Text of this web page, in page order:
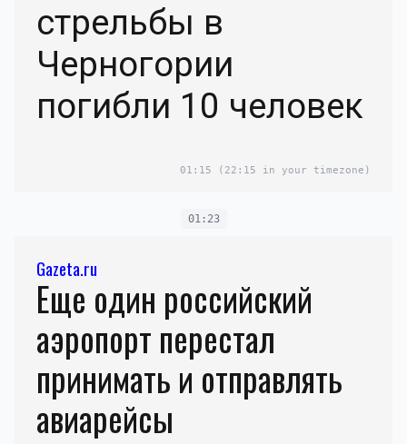
стрельбы в
Черногории
погибли 10 человек
01:15 (22:15 in your timezone)
01:23
Gazeta.ru
Еще один российский
аэропорт перестал
принимать и отправлять
авиарейсы